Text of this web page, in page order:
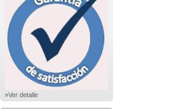
»Ver detalle